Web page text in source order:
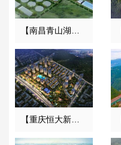
【南昌青山湖污水处理厂】DN2000橡胶接头合同